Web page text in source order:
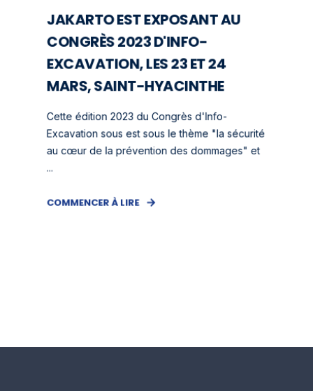
JAKARTO EST EXPOSANT AU
CONGRÈS 2023 D'INFO-
EXCAVATION, LES 23 ET 24
MARS, SAINT-HYACINTHE
Cette édition 2023 du Congrès d'Info-
Excavation sous est sous le thème "la sécurité
au cœur de la prévention des dommages" et
...
COMMENCER À LIRE